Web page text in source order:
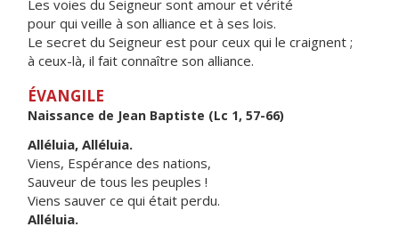
Les voies du Seigneur sont amour et vérité
pour qui veille à son alliance et à ses lois.
Le secret du Seigneur est pour ceux qui le craignent ;
à ceux-là, il fait connaître son alliance.
ÉVANGILE
Naissance de Jean Baptiste (Lc 1, 57-66)
Alléluia, Alléluia.
Viens, Espérance des nations,
Sauveur de tous les peuples !
Viens sauver ce qui était perdu.
Alléluia.